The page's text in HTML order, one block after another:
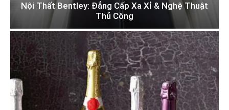
Nội Thất Bentley: Đẳng Cấp Xa Xỉ & Nghệ Thuật
Thủ Công